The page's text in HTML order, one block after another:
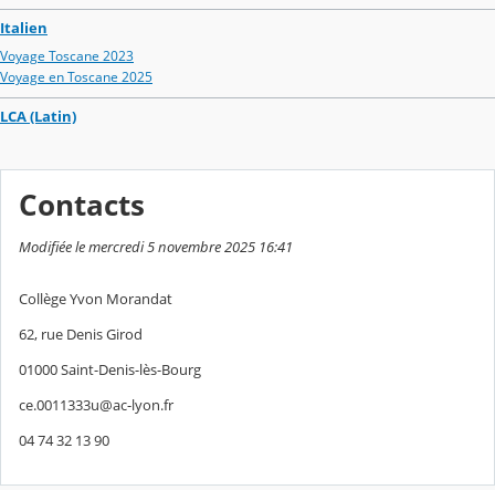
Italien
Voyage Toscane 2023
Voyage en Toscane 2025
LCA (Latin)
Contacts
Modifiée le mercredi 5 novembre 2025 16:41
Collège Yvon Morandat
62, rue Denis Girod
01000 Saint-Denis-lès-Bourg
ce.0011333u@ac-lyon.fr
04 74 32 13 90